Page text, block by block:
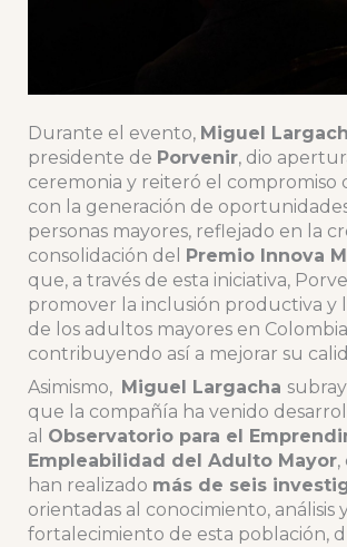
Durante el evento, Miguel
presidente de Porvenir, dio
ceremonia y reiteró el compromiso
con la generación de
personas mayores, reflejado en la
consolidación del
Premio Innova
que, a través de esta iniciativa,
promover la inclusión productiva y
de los adultos mayores en
contribuyendo así a mejorar su
Asimismo, Miguel Largacha
que la compañía ha venido
al Observatorio para el
Empleabilidad del Adulto Mayor,
han realizado más de seis
orientadas al conocimiento, análisis
fortalecimiento de esta población,